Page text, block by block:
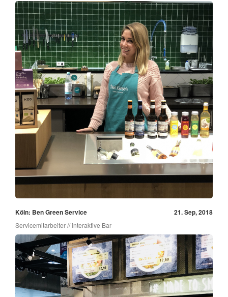
Köln: Ben Green Service 21. Sep, 2018
Servicemitarbeiter // interaktive Bar